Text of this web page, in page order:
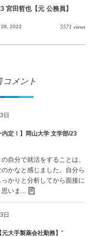
宮田哲也【元 公務員】
28, 2022 5571 views
コメント
日
定！】岡山大学 文学部/23
自分で就活をすることは、
かなと感じました。自分ら
かりと分析してから面接に
いま...
日
大手製薬会社勤務】"